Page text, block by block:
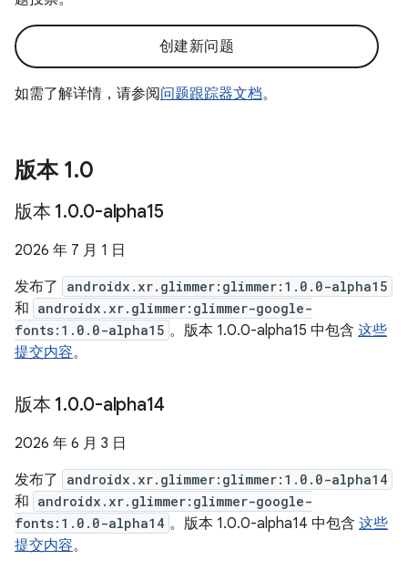
创建新问题
如需了解详情，请参阅问题跟踪器文档。
版本 1.0
版本 1.0.0-alpha15
2026 年 7 月 1 日
发布了
androidx.xr.glimmer:glimmer:1.0.0-alpha15
和 androidx.xr.glimmer:glimmer-google-
fonts:1.0.0-alpha15 。版本 1.0.0-alpha15 中包含 这些
提交内容。
版本 1.0.0-alpha14
2026 年 6 月 3 日
发布了
androidx.xr.glimmer:glimmer:1.0.0-alpha14
和 androidx.xr.glimmer:glimmer-google-
fonts:1.0.0-alpha14 。版本 1.0.0-alpha14 中包含 这些
提交内容。